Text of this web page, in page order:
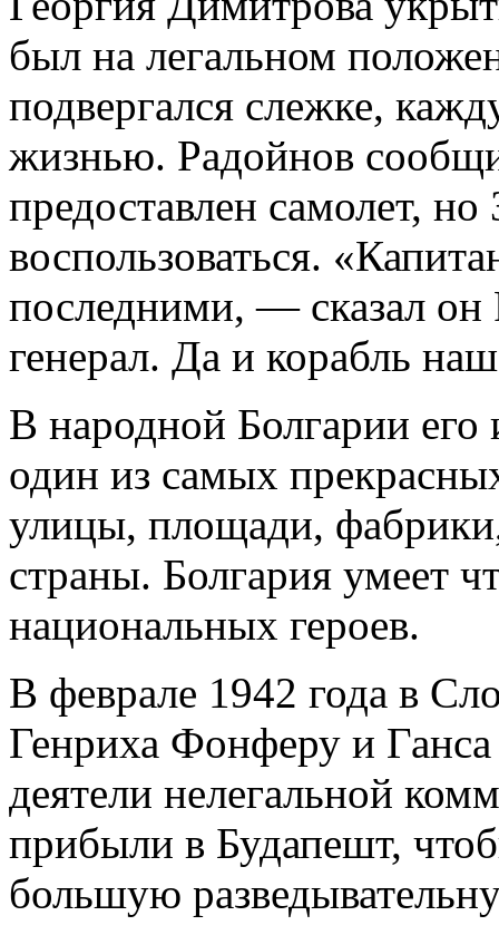
был на легальном
подвергался слежке,
жизнью. Радойнов
предоставлен самолет,
воспользоваться.
последними, — сказал
генерал. Да и корабль
В народной Болгарии его
один из самых
улицы, площади,
страны. Болгария умеет
национальных героев.
В феврале 1942 года в
Генриха Фонферу и
деятели нелегальной
прибыли в Будапешт,
большую